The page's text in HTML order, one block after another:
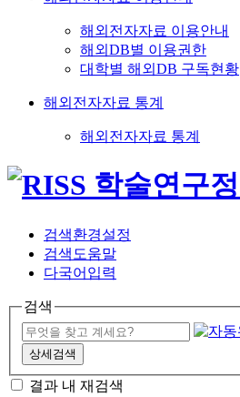
해외전자자료 이용안내
해외DB별 이용권한
대학별 해외DB 구독현황
해외전자자료 통계
해외전자자료 통계
검색환경설정
검색도움말
다국어입력
검색
상세검색
결과 내 재검색